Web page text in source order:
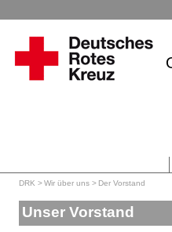
DRK Wir über uns Der Vorstand
Unser Vorstand